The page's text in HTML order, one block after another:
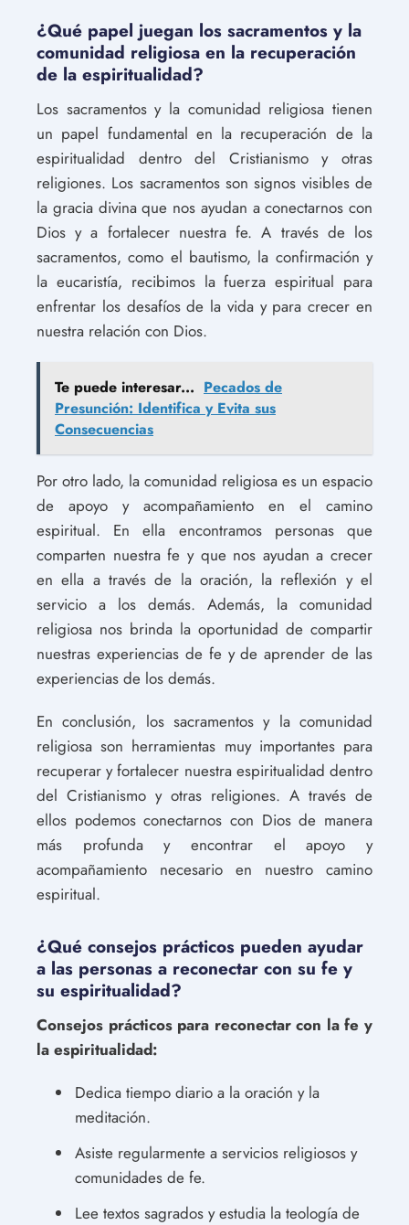
¿Qué papel juegan los sacramentos y la
comunidad religiosa en la recuperación
de la espiritualidad?
Los sacramentos y la comunidad religiosa tienen
un papel fundamental en la recuperación de la
espiritualidad dentro del Cristianismo y otras
religiones. Los sacramentos son signos visibles de
la gracia divina que nos ayudan a conectarnos con
Dios y a fortalecer nuestra fe. A través de los
sacramentos, como el bautismo, la confirmación y
la eucaristía, recibimos la fuerza espiritual para
enfrentar los desafíos de la vida y para crecer en
nuestra relación con Dios.
Te puede interesar... Pecados de
Presunción: Identifica y Evita sus
Consecuencias
Por otro lado, la comunidad religiosa es un espacio
de apoyo y acompañamiento en el camino
espiritual. En ella encontramos personas que
comparten nuestra fe y que nos ayudan a crecer
en ella a través de la oración, la reflexión y el
servicio a los demás. Además, la comunidad
religiosa nos brinda la oportunidad de compartir
nuestras experiencias de fe y de aprender de las
experiencias de los demás.
En conclusión, los sacramentos y la comunidad
religiosa son herramientas muy importantes para
recuperar y fortalecer nuestra espiritualidad dentro
del Cristianismo y otras religiones. A través de
ellos podemos conectarnos con Dios de manera
más profunda y encontrar el apoyo y
acompañamiento necesario en nuestro camino
espiritual.
¿Qué consejos prácticos pueden ayudar
a las personas a reconectar con su fe y
su espiritualidad?
Consejos prácticos para reconectar con la fe y
la espiritualidad:
Dedica tiempo diario a la oración y la
meditación.
Asiste regularmente a servicios religiosos y
comunidades de fe.
Lee textos sagrados y estudia la teología de